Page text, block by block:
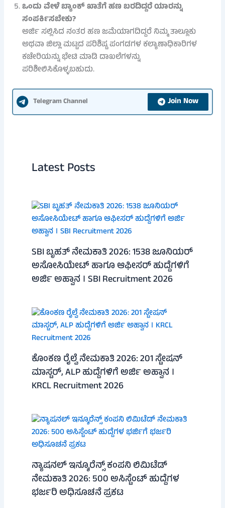
ಒಂದು ವೇಳೆ ಬ್ಯಾಂಕ್ ಖಾತೆಗೆ ಹಣ ಬರದಿದ್ದರೆ ಯಾರನ್ನು
ಸಂಪರ್ಕಿಸಬೇಕು?
ಅರ್ಜಿ ಸಲ್ಲಿಸಿದ ನಂತರ ಹಣ ಜಮೆಯಾಗದಿದ್ದರೆ ನಿಮ್ಮ ತಾಲ್ಲೂಕು
ಅಥವಾ ಜಿಲ್ಲಾ ಮಟ್ಟದ ಪರಿಶಿಷ್ಟ ಪಂಗಡಗಳ ಕಲ್ಯಾಣಾಧಿಕಾರಿಗಳ
ಕಚೇರಿಯನ್ನು ಭೇಟಿ ಮಾಡಿ ದಾಖಲೆಗಳನ್ನು
ಪರಿಶೀಲಿಸಿಕೊಳ್ಳಬಹುದು.
Telegram Channel Join Now
Latest Posts
SBI ಬೃಹತ್ ನೇಮಕಾತಿ 2026: 1538 ಜೂನಿಯರ್
ಅಸೋಸಿಯೇಟ್ ಹಾಗೂ ಆಫೀಸರ್ ಹುದ್ದೆಗಳಿಗೆ
ಅರ್ಜಿ ಅಹ್ವಾನ । SBI Recruitment 2026
ಕೊಂಕಣ ರೈಲ್ವೆ ನೇಮಕಾತಿ 2026: 201 ಸ್ಟೇಷನ್
ಮಾಸ್ಟರ್, ALP ಹುದ್ದೆಗಳಿಗೆ ಅರ್ಜಿ ಅಹ್ವಾನ ।
KRCL Recruitment 2026
ನ್ಯಾಷನಲ್ ಇನ್ಶೂರೆನ್ಸ್ ಕಂಪನಿ ಲಿಮಿಟೆಡ್
ನೇಮಕಾತಿ 2026: 500 ಅಸಿಸ್ಟೆಂಟ್ ಹುದ್ದೆಗಳ
ಭರ್ಜರಿ ಅಧಿಸೂಚನೆ ಪ್ರಕಟ